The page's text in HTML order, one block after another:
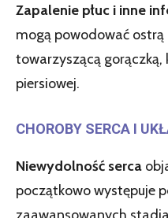
Zapalenie płuc i inne
mogą powodować ostrą
towarzyszącą
piersiowej.
CHOROBY SERCA I
Niewydolność serca
początkowo występuje